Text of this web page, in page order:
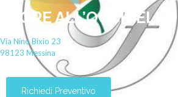
FIORE ALL’OCCHIELLO
Via Nino Bixio 23
98123 Messina
Richiedi Preventivo